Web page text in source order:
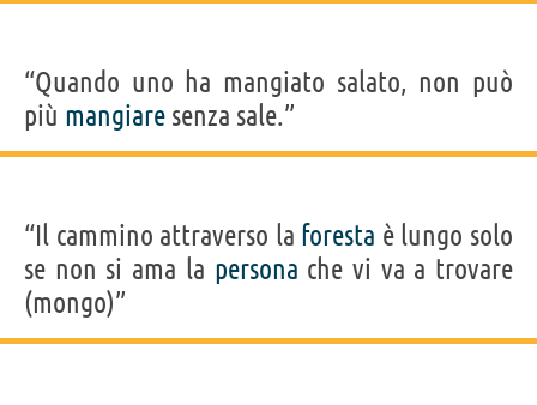
“Quando uno ha mangiato salato, non può
più mangiare senza sale.”
“Il cammino attraverso la foresta è lungo solo
se non si ama la persona che vi va a trovare
(mongo)”